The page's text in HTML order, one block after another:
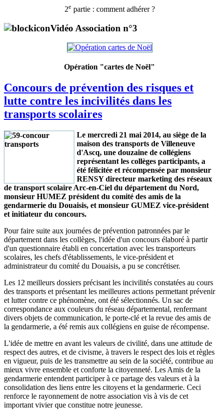
2epartie : comment adhérer ?
Vidéo Association n°3
Opération "cartes de Noël"
Concours de prévention des risques et
lutte contre les incivilités dans les
transports scolaires
Le mercredi 21 mai 2014, au siège de la
maison des transports de Villeneuve
d'Ascq, une douzaine de collégiens
représentant les collèges participants, a
été félicitée et récompensée par monsieur
RENSY directeur marketing des réseaux
de transport scolaire Arc-en-Ciel du département du Nord,
monsieur HUMEZ président du comité des amis de la
gendarmerie du Douaisis, et monsieur GUMEZ vice-président
et initiateur du concours.
Pour faire suite aux journées de prévention patronnées par le
département dans les collèges, l'idée d'un concours élaboré à partir
d'un questionnaire établi en concertation avec les transporteurs
scolaires, les chefs d'établissements, le vice-président et
administrateur du comité du Douaisis, a pu se concrétiser.
Les 12 meilleurs dossiers précisant les incivilités constatées au cours
des transports et présentant les meilleures actions permettant prévenir
et lutter contre ce phénomène, ont été sélectionnés. Un sac de
correspondance aux couleurs du réseau départemental, renfermant
divers objets de communication, le porte-clé et la revue des amis de
la gendarmerie, a été remis aux collégiens en guise de récompense.
L'idée de mettre en avant les valeurs de civilité, dans une attitude de
respect des autres, et de civisme, à travers le respect des lois et règles
en vigueur, puis de les transmettre au sein de la société, contribue au
mieux vivre ensemble et conforte la citoyenneté. Les Amis de la
gendarmerie entendent participer à ce partage des valeurs et à la
consolidation des liens entre les citoyens et la gendarmerie. Ceci
renforce le rayonnement de notre association vis à vis de cet
important vivier que constitue notre jeunesse.